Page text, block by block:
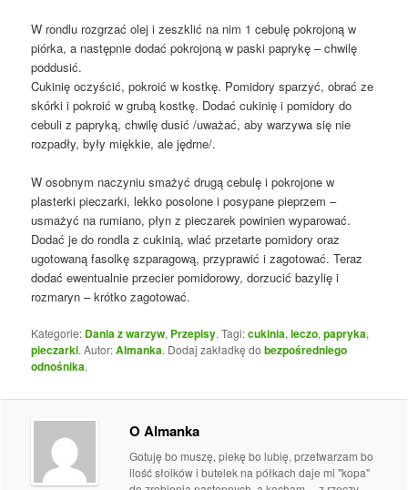
W rondlu rozgrzać olej i zeszklić na nim 1 cebulę pokrojoną w
piórka, a następnie dodać pokrojoną w paski paprykę – chwilę
poddusić.
Cukinię oczyścić, pokroić w kostkę. Pomidory sparzyć, obrać ze
skórki i pokroić w grubą kostkę. Dodać cukinię i pomidory do
cebuli z papryką, chwilę dusić /uważać, aby warzywa się nie
rozpadły, były miękkie, ale jędrne/.
W osobnym naczyniu smażyć drugą cebulę i pokrojone w
plasterki pieczarki, lekko posolone i posypane pieprzem –
usmażyć na rumiano, płyn z pieczarek powinien wyparować.
Dodać je do rondla z cukinią, wlać przetarte pomidory oraz
ugotowaną fasolkę szparagową, przyprawić i zagotować. Teraz
dodać ewentualnie przecier pomidorowy, dorzucić bazylię i
rozmaryn – krótko zagotować.
Kategorie: Dania z warzyw, Przepisy. Tagi:cukinia,leczo,papryka,
pieczarki. Autor:Almanka. Dodaj zakładkę dobezpośredniego
odnośnika.
O Almanka
Gotuję bo muszę, piekę bo lubię, przetwarzam bo
ilość słoików i butelek na półkach daje mi "kopa"